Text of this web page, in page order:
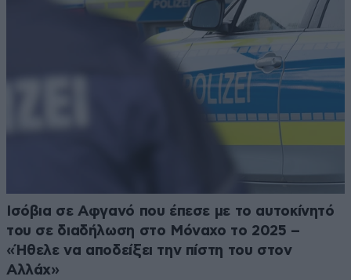
Ισόβια σε Αφγανό που έπεσε με το αυτοκίνητό
του σε διαδήλωση στο Μόναχο το 2025 –
«Ήθελε να αποδείξει την πίστη του στον
Αλλάχ»